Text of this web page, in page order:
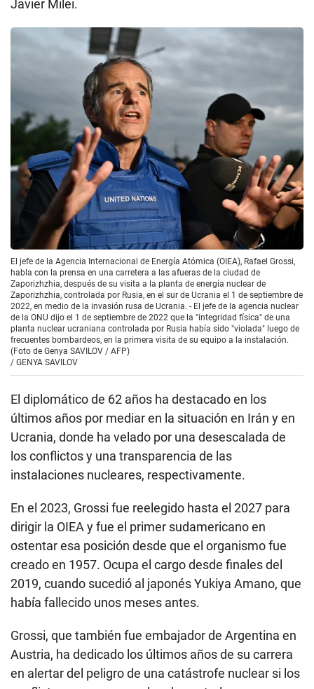
Javier Milei.
El jefe de la Agencia Internacional de Energía Atómica (OIEA), Rafael Grossi,
habla con la prensa en una carretera a las afueras de la ciudad de
Zaporizhzhia, después de su visita a la planta de energía nuclear de
Zaporizhzhia, controlada por Rusia, en el sur de Ucrania el 1 de septiembre de
2022, en medio de la invasión rusa de Ucrania. - El jefe de la agencia nuclear
de la ONU dijo el 1 de septiembre de 2022 que la "integridad física" de una
planta nuclear ucraniana controlada por Rusia había sido "violada" luego de
frecuentes bombardeos, en la primera visita de su equipo a la instalación.
(Foto de Genya SAVILOV / AFP)
/ GENYA SAVILOV
El diplomático de 62 años ha destacado en los
últimos años por mediar en la situación en Irán y en
Ucrania, donde ha velado por una desescalada de
los conflictos y una transparencia de las
instalaciones nucleares, respectivamente.
En el 2023, Grossi fue reelegido hasta el 2027 para
dirigir la OIEA y fue el primer sudamericano en
ostentar esa posición desde que el organismo fue
creado en 1957. Ocupa el cargo desde finales del
2019, cuando sucedió al japonés Yukiya Amano, que
había fallecido unos meses antes.
Grossi, que también fue embajador de Argentina en
Austria, ha dedicado los últimos años de su carrera
en alertar del peligro de una catástrofe nuclear si los